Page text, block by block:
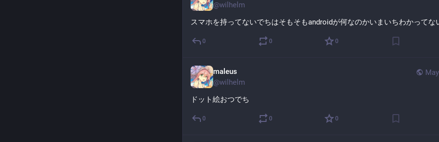
@wilhelm
スマホを持ってないでちはそもそもandroidが何なのかいまいちわかってな
0 0 0
maleus
@wilhelm
ドット絵おつでち
0 0 0